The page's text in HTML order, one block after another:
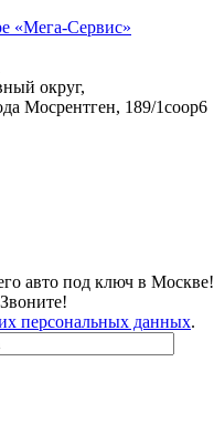
округ,
Мосрентген, 189/1соор6
авто под ключ в Москве!
персональных данных.